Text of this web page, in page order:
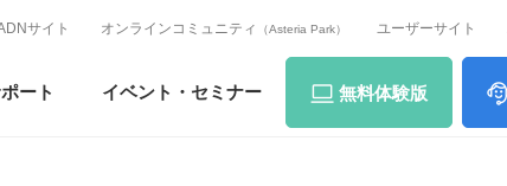
サイト オンラインコミュニティ （Asteria Park） ユーザーサイト
ート イベント・ セミナー 無料体験版